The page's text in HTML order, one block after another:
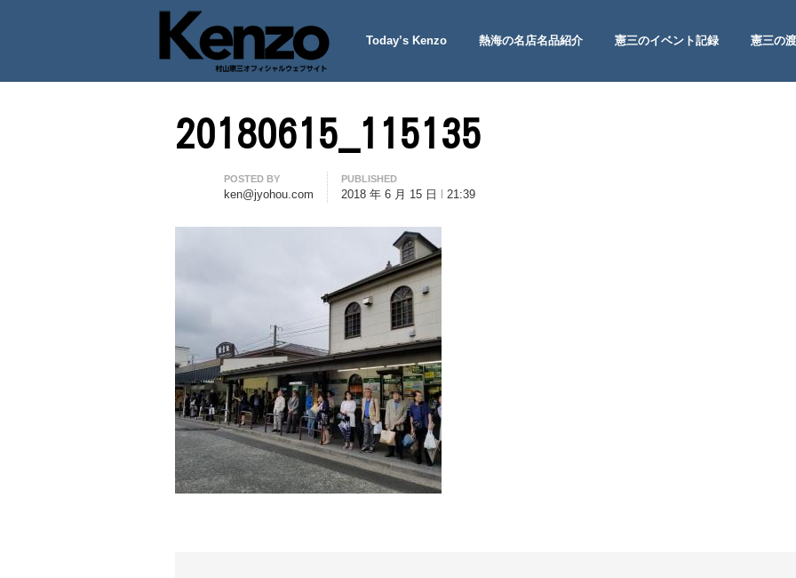
七転八起 – 村山憲三 Official Site
村山憲三ウェブサイト
Today’s Kenzo 熱海の名店名品紹介 憲三のイベント記録 憲三の
20180615_115135
Author
POSTED BY
ken@jyohou.com
PUBLISHED
2018 年 6 月 15 日 21:39